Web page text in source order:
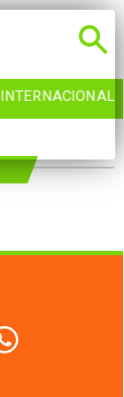
INTERNACIONAL